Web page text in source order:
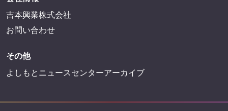
吉本興業株式会社
お問い合わせ
その他
よしもとニュースセンターアーカイブ